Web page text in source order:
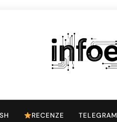
Infoek.cz
RECENZE TELEGRAM